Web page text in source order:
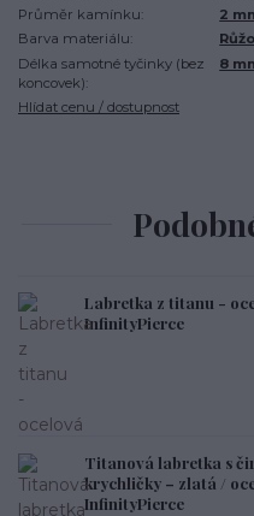
Průměr kamínku:
2
Barva materiálu:
Délka samotné tyčinky (bez
koncovek):
8
Hlídat cenu / dostupnost
Labretka z titanu -
InfinityPierce
Titanová labretka s
krychličky – zlatá /
InfinityPierce